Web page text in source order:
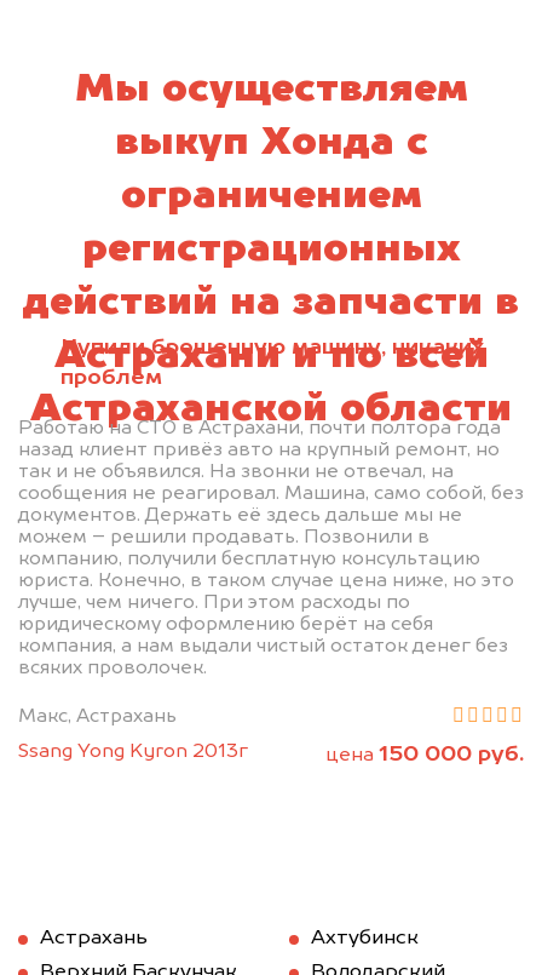
Купили брошенную машину, никаких
проблем
Работаю на СТО в Астрахани, почти полтора года
назад клиент привёз авто на крупный ремонт, но
так и не объявился. На звонки не отвечал, на
сообщения не реагировал. Машина, само собой, без
документов. Держать её здесь дальше мы не
можем – решили продавать. Позвонили в
компанию, получили бесплатную консультацию
юриста. Конечно, в таком случае цена ниже, но это
лучше, чем ничего. При этом расходы по
юридическому оформлению берёт на себя
компания, а нам выдали чистый остаток денег без
всяких проволочек.
Макс, Астрахань
Ssang Yong Kyron 2013г
цена 150 000 руб.
Мы осуществляем
выкуп Хонда с
ограничением
регистрационных
действий на запчасти в
Астрахани и по всей
Астраханской области
Астрахань
Ахтубинск